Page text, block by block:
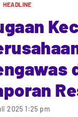
HEADLINE
2025 1:25 pm